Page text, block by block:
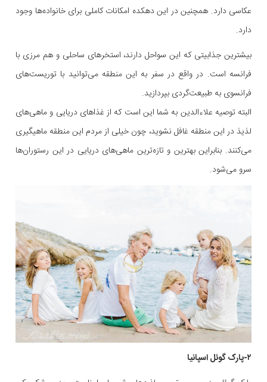
عکاسی دارد. همچنین در این دهکده امکانات کاملی برای خانواده‌ها وجود
دارد.
بیشترین جذابیتی که این سواحل دارند، استخرهای ساحلی و هم مرزی با
فرانسه است. در واقع در سفر به این منطقه می‌توانید با توریست‌های
فرانسوی به طبیعت‌گردی بپردازید.
البته توصیه علاءالدین به شما این است که از غذاهای دریایی و ماهی‌های
لذیذ در این منطقه غافل نشوید، چون خیلی از مردم این منطقه ماهیگیری
می‌کنند. بنابراین بهترین و تازه‌ترین ماهی‌های دریایی در این رستوران‌ها
سرو می‌شود.
۲-پارک گوئل اسپانیا